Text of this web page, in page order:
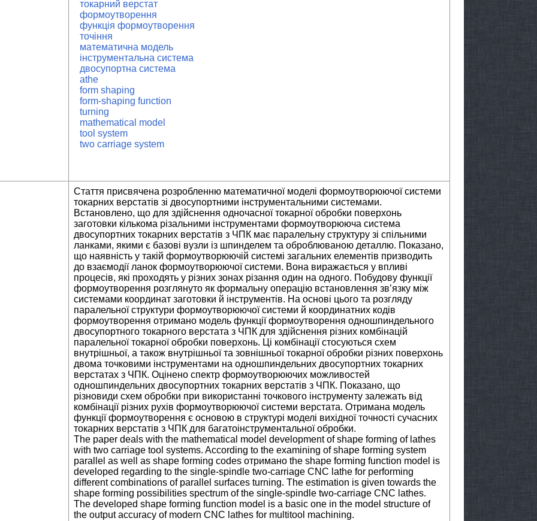
токарний верстат
формоутворення
функція формоутворення
точіння
математична модель
інструментальна система
двосупортна система
athe
form shaping
form-shaping function
turning
mathematical model
tool system
two carriage system
Стаття присвячена розробленню математичної моделі формоутворюючої системи
токарних верстатів зі двосупортними інструментальними системами.
Встановлено, що для здійснення одночасної токарної обробки поверхонь
заготовки кількома різальними інструментами формоутворююча система
двосупортних токарних верстатів з ЧПК має паралельну структуру зі спільними
ланками, якими є базові вузли із шпинделем та оброблюваною деталлю. Показано,
що наявність у такій формоутворюючій системі загальних елементів призводить
до взаємодії ланок формоутворюючої системи. Вона виражається у впливі
процесів, які проходять у різних зонах різання один на одного. Побудову функції
формоутворення розглянуто як формальну операцію встановлення зв’язку між
системами координат заготовки й інструментів. На основі цього та розгляду
паралельної структури формоутворюючої системи й координатних кодів
формоутворення отримано модель функції формоутворення одношпиндельного
двосупортного токарного верстата з ЧПК для здійснення різних комбінацій
паралельної токарної обробки поверхонь. Ці комбінації стосуються схем
внутрішньої, а також внутрішньої та зовнішньої токарної обробки різних поверхонь
двома точковими інструментами на одношпиндельних двосупортних токарних
верстатах з ЧПК. Оцінено спектр формоутворюючих можливостей
одношпиндельних двосупортних токарних верстатів з ЧПК. Показано, що
різновиди схем обробки при використанні точкового інструменту залежать від
комбінації різних рухів формоутворюючої системи верстата. Отримана модель
функції формоутворення є основою в структурі моделі вихідної точності сучасних
токарних верстатів з ЧПК для багатоінструментальної обробки.
The paper deals with the mathematical model development of shape forming of lathes
with two carriage tool systems. According to the examining of shape forming system
parallel as well as shape forming codes отримано the shape forming function model is
developed regarding to the single-spindle two-carriage CNC lathe for performing
different combinations of parallel surfaces turning. The estimation is given towards the
shape forming possibilities spectrum of the single-spindle two-carriage CNC lathes.
The developed shape forming function model is a basic one in the model structure of
the output accuracy of modern CNC lathes for multitool machining.